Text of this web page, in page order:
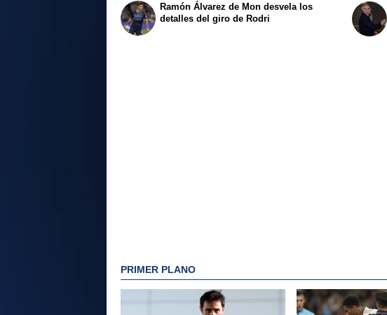
Ramón Álvarez de Mon desvela los
detalles del giro de Rodri
PRIMER PLANO